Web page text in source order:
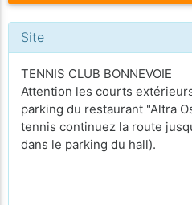
Site
TENNIS CLUB BONNEVOIE
Attention les courts
parking du restaurant "Altra
tennis continuez la route
dans le parking du hall).